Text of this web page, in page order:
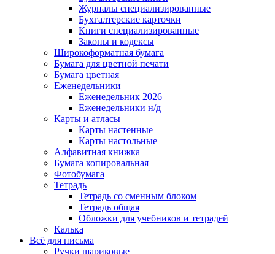
Журналы специализированные
Бухгалтерские карточки
Книги специализированные
Законы и кодексы
Широкоформатная бумага
Бумага для цветной печати
Бумага цветная
Еженедельники
Еженедельник 2026
Еженедельники н/д
Карты и атласы
Карты настенные
Карты настольные
Алфавитная книжка
Бумага копировальная
Фотобумага
Тетрадь
Тетрадь со сменным блоком
Тетрадь общая
Обложки для учебников и тетрадей
Калька
Всё для письма
Ручки шариковые